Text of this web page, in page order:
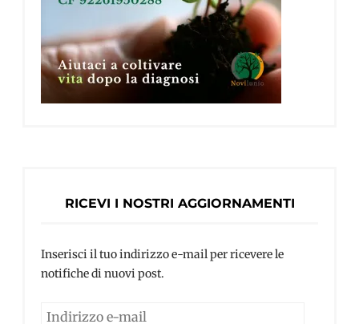
RICEVI I NOSTRI AGGIORNAMENTI
Inserisci il tuo indirizzo e-mail per ricevere le
notifiche di nuovi post.
Indirizzo